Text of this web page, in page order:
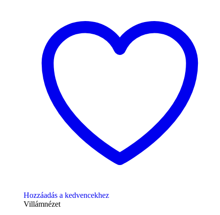
Hozzáadás a kedvencekhez
Villámnézet